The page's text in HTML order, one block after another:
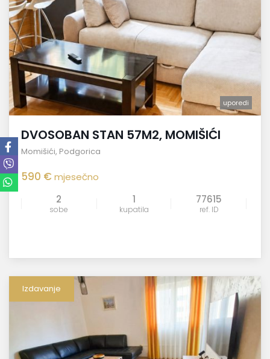
uporedi
DVOSOBAN STAN 57M2, MOMIŠIĆI
Momišići, Podgorica
590 €mjesečno
2
sobe
1
kupatila
77615
ref. ID
Izdavanje